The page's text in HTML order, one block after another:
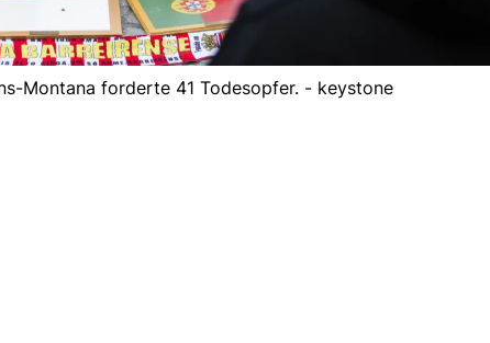
Montana forderte 41 Todesopfer. - keystone